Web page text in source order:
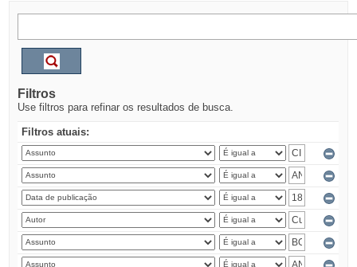
Filtros
Use filtros para refinar os resultados de busca.
Filtros atuais: